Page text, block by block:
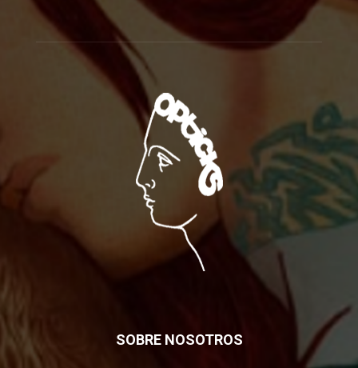
SOBRE NOSOTROS